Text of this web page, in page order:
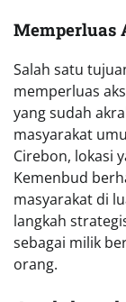
Memperluas
Salah satu
memperluas
yang sudah
masyarakat
Cirebon, lokasi
Kemenbud
masyarakat di
langkah
sebagai milik
orang.